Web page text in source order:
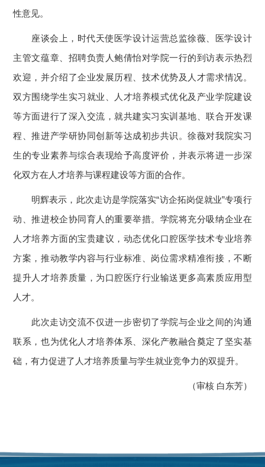
性意见。
座谈会上，时代天使医学设计运营总监徐薇、医学设计
主管文蕴章、招聘负责人鲍倩怡对学院一行的到访表示热烈
欢迎，并介绍了企业发展历程、技术优势及人才需求情况。
双方围绕学生实习就业、人才培养模式优化及产业学院建设
等方面进行了深入交流，就共建实习实训基地、联合开发课
程、推进产学研协同创新等达成初步共识。徐薇对我院实习
生的专业素养与综合表现给予高度评价，并表示将进一步深
化双方在人才培养与课程建设等方面的合作。
明辉表示，此次走访是学院落实“访企拓岗促就业”专项行
动、推进校企协同育人的重要举措。学院将充分吸纳企业在
人才培养方面的宝贵建议，动态优化口腔医学技术专业培养
方案，推动教学内容与行业标准、岗位需求精准衔接，不断
提升人才培养质量，为口腔医疗行业输送更多高素质应用型
人才。
此次走访交流不仅进一步密切了学院与企业之间的沟通
联系，也为优化人才培养体系、深化产教融合奠定了坚实基
础，有力促进了人才培养质量与学生就业竞争力的双提升。
（审核 白东芳）